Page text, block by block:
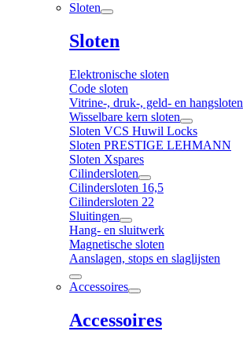
Sloten
Sloten
Elektronische sloten
Code sloten
Vitrine-, druk-, geld- en hangsloten
Wisselbare kern sloten
Sloten VCS Huwil Locks
Sloten PRESTIGE LEHMANN
Sloten Xspares
Cilindersloten
Cilindersloten 16,5
Cilindersloten 22
Sluitingen
Hang- en sluitwerk
Magnetische sloten
Aanslagen, stops en slaglijsten
Accessoires
Accessoires